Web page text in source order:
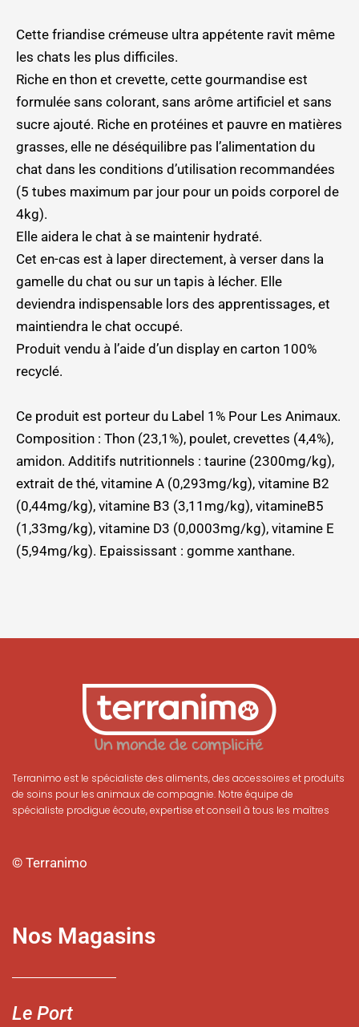
Cette friandise crémeuse ultra appétente ravit même
les chats les plus difficiles.
Riche en thon et crevette, cette gourmandise est
formulée sans colorant, sans arôme artificiel et sans
sucre ajouté. Riche en protéines et pauvre en matières
grasses, elle ne déséquilibre pas l’alimentation du
chat dans les conditions d’utilisation recommandées
(5 tubes maximum par jour pour un poids corporel de
4kg).
Elle aidera le chat à se maintenir hydraté.
Cet en-cas est à laper directement, à verser dans la
gamelle du chat ou sur un tapis à lécher. Elle
deviendra indispensable lors des apprentissages, et
maintiendra le chat occupé.
Produit vendu à l’aide d’un display en carton 100%
recyclé.
Ce produit est porteur du Label 1% Pour Les Animaux.
Composition : Thon (23,1%), poulet, crevettes (4,4%),
amidon. Additifs nutritionnels : taurine (2300mg/kg),
extrait de thé, vitamine A (0,293mg/kg), vitamine B2
(0,44mg/kg), vitamine B3 (3,11mg/kg), vitamineB5
(1,33mg/kg), vitamine D3 (0,0003mg/kg), vitamine E
(5,94mg/kg). Epaississant : gomme xanthane.
Terranimo est le spécialiste des aliments, des accessoires et produits
de soins pour les animaux de compagnie. Notre équipe de
spécialiste prodigue écoute, expertise et conseil à tous les maîtres
© Terranimo
Nos Magasins
Le Port